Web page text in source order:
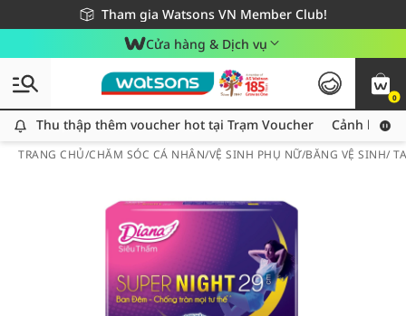
Tham gia Watsons VN Member Club!
Miễn phí giao hàng cho đơn hàng từ 249,000Đ
Giao hàng nhanh 24h - Áp dụng khu vực TP. Hồ Chí Minh
Cửa hàng & Dịch vụ
0
Thu thập thêm voucher hot tại Trạm Voucher
Thu thập thêm voucher hot tại Trạm Voucher Cảnh báo
TRANG CHỦ/CHĂM SÓC CÁ NHÂN/VỆ SINH PHỤ NỮ/BĂNG VỆ SINH/